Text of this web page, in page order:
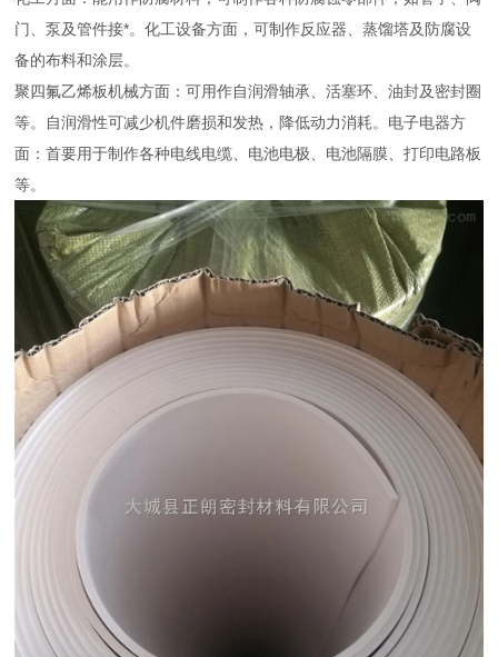
门、泵及管件接*。化工设备方面，可制作反应器、蒸馏塔及防腐设
备的布料和涂层。
聚四氟乙烯板机械方面：可用作自润滑轴承、活塞环、油封及密封圈
等。自润滑性可减少机件磨损和发热，降低动力消耗。 电子电器方
面：首要用于制作各种电线电缆、电池电极、电池隔膜、打印电路板
等。